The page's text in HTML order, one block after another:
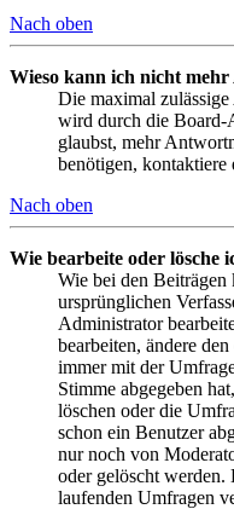
Nach oben
Wieso kann ich nicht
Die maximal
wird durch die Board-
glaubst, mehr
benötigen, kontaktiere
Nach oben
Wie bearbeite oder lösche
Wie bei den
ursprünglichen
Administrator
bearbeiten, ändere
immer mit der
Stimme abgegeben
löschen oder die
schon ein Benutzer
nur noch von
oder gelöscht
laufenden Umfragen